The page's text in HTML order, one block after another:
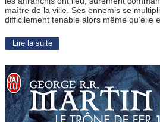
maître de la ville. Ses ennemis se
difficilement tenable alors même qu’elle
Lire la suite